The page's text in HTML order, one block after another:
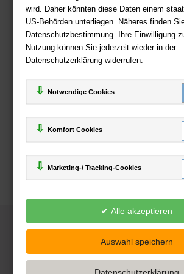
wird. Daher könnten diese Daten einem
US-Behörden unterliegen. Näheres finden
Datenschutzbestimmung. Ihre Einwilligung
Nutzung können Sie jederzeit wieder in der
Datenschutzerklärung widerrufen.
Notwendige Cookies
Komfort Cookies
Marketing-/ Tracking-Cookies
Zahlweisen
Deutsche-Buchhandlung.de
www.deutsche-buchhandlung.de ist ein
Handelsgesellschaft mbH
Powered by Inooga